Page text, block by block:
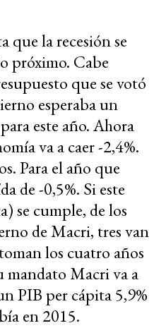
que la recesión se
próximo. Cabe
que se votó
esperaba un
este año. Ahora
va a caer -2,4%.
Para el año que
de -0,5%. Si este
se cumple, de los
de Macri, tres van
los cuatro años
mandato Macri va a
PIB per cápita 5,9%
en 2015.